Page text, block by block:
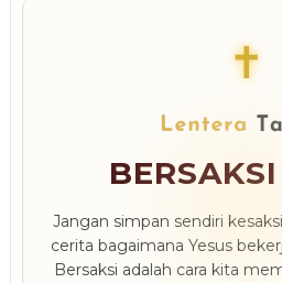
✝
Jangan simpan sendiri
cerita bagaimana Yesus
Bersaksi adalah cara kita